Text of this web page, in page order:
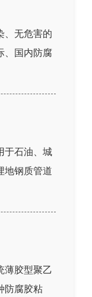
、无危害的
、国内防腐
于石油、城
地钢质管道
薄胶型聚乙
防腐胶粘